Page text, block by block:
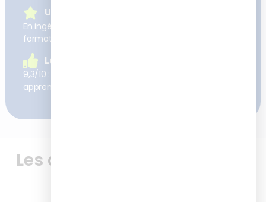
Une expertise reconnue
En ingénierie pédagogique et digitalisation des
formations
La satisfaction client
9,3/10 : c’est la satisfaction moyenne à chaud de nos
apprenants après nos formations
Les avis de nos apprenants